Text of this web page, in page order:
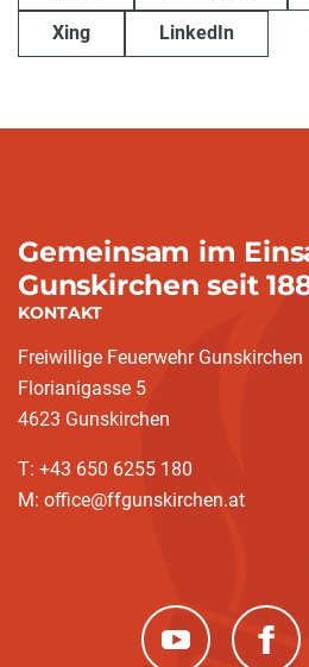
Xing LinkedIn
Gemeinsam im
Gunskirchen seit
KONTAKT
Freiwillige Feuerwehr Gunskirchen
Florianigasse 5
4623 Gunskirchen
T: +43 650 6255 180
M: office@ffgunskirchen.at